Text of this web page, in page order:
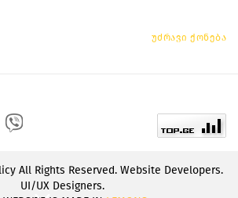
უძრავი ქონება
All Rights Reserved. Website Developers.
UI/UX Designers.